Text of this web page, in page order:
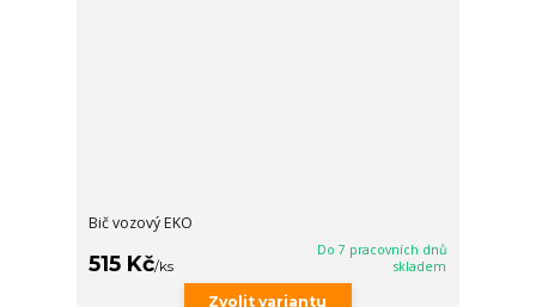
Bič vozový EKO
515 Kč/ks
Do 7 pracovních dnů
skladem
Zvolit variantu